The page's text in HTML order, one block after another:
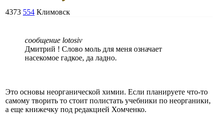
4373 554 Климовск
сообщение lotosiv
Дмитрий ! Слово моль для меня означает
насекомое гадкое, да ладно.
Это основы неорганической химии. Если планируете что-то
самому творить то стоит полистать учебники по неорганики,
а еще книжечку под редакцией Хомченко.